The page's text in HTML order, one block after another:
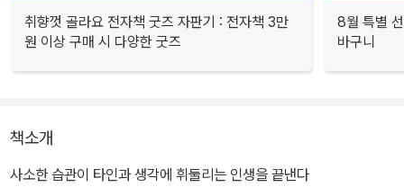
취향껏 골라요 전자책 굿즈 자판기 : 전자책 3만
원 이상 구매 시 다양한 굿즈
8월 특별
바구니
책소개
사소한 습관이 타인과 생각에 휘둘리는 인생을 끝낸다